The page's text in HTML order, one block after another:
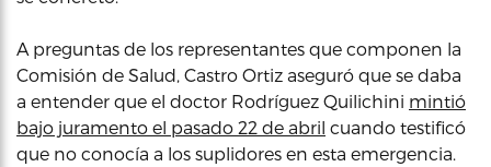
A preguntas de los representantes que componen la
Comisión de Salud, Castro Ortiz aseguró que se daba
a entender que el doctor Rodríguez Quilichini mintió
bajo juramento el pasado 22 de abril cuando testificó
que no conocía a los suplidores en esta emergencia.